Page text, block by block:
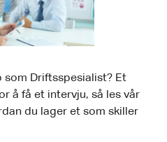
som Driftsspesialist? Et
å få et intervju, så les vår
du lager et som skiller